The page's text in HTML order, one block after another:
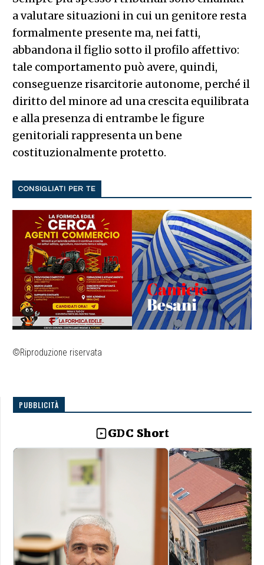
a valutare situazioni in cui un genitore resta
formalmente presente ma, nei fatti,
abbandona il figlio sotto il profilo affettivo:
tale comportamento può avere, quindi,
conseguenze risarcitorie autonome, perché il
diritto del minore ad una crescita equilibrata
e alla presenza di entrambe le figure
genitoriali rappresenta un bene
costituzionalmente protetto.
CONSIGLIATI PER TE
©Riproduzione riservata
PUBBLICITÀ
GDC Short